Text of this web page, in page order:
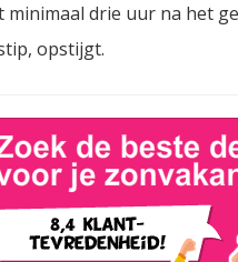
minimaal drie uur na het
opstijgt.